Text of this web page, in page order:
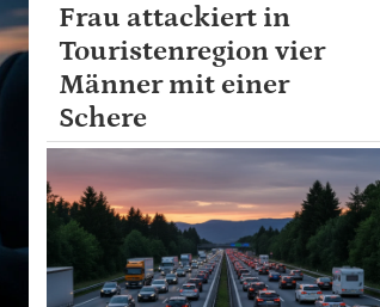
Frau attackiert in
Touristenregion vier
Männer mit einer
Schere